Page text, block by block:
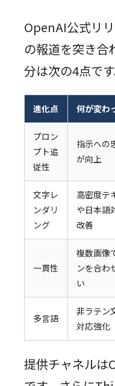
OpenAI公式リ
の報道を突き合
分は次の4点です
進化点 何が変わ
プロン
プト追
従性
指示への
が向上
文字レ
ンダリ
ング
高密度テ
や日本語
改善
一貫性
複数画像
ンを合わ
い
多言語
非ラテン
対応強化
提供チャネルは